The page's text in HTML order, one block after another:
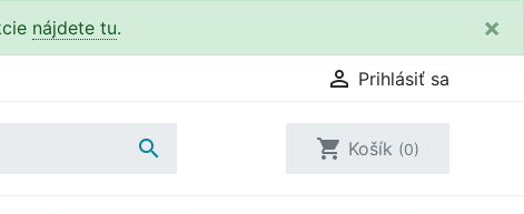
nájdete tu. ×
 Prihlásiť sa
 shopping_cart Košík (0)